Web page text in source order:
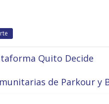
Quito Decide
de Parkour y